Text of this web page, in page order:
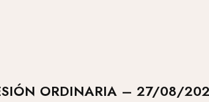
ORDINARIA – 27/08/